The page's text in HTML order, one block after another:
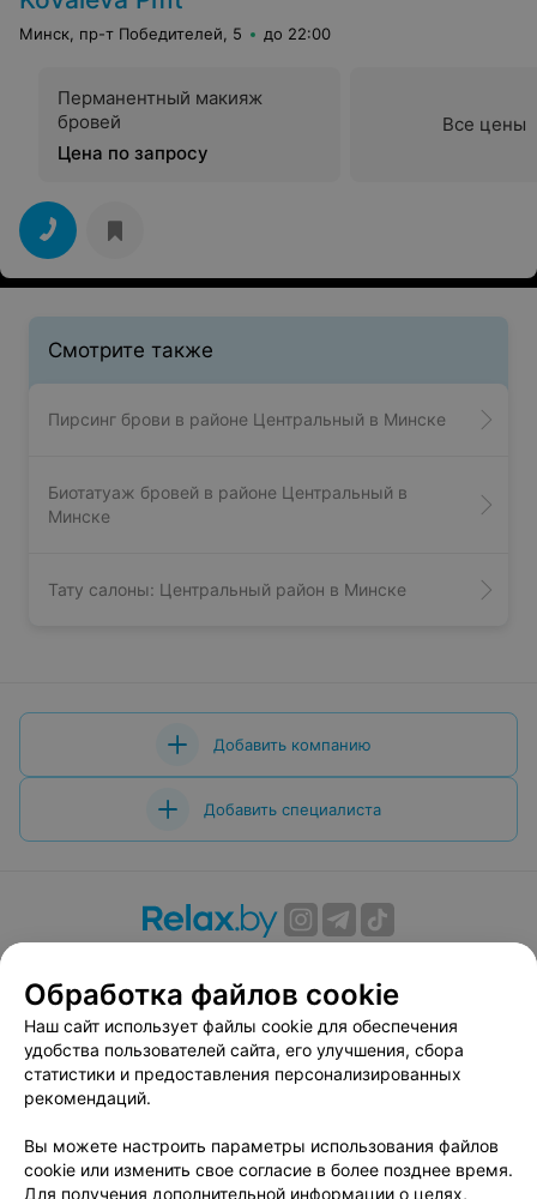
Минск, пр-т Победителей, 5 до 22:00
Перманентный макияж
бровей
Цена по запросу
Все цены
Смотрите также
Пирсинг брови в районе Центральный в Минске
Биотатуаж бровей в районе Центральный в
Минске
Тату салоны: Центральный район в Минске
Добавить компанию
Добавить специалиста
Вакансии
Публичный договор
Способы оплаты
Публичный договор по использованию сервиса
«Афиша»
Пользовательское соглашение
Связаться по вопросам сотрудничества
Написать руководителю relax.by
Обработка файлов cookie
Наш сайт использует файлы cookie для обеспечения
удобства пользователей сайта, его улучшения, сбора
статистики и предоставления персонализированных
рекомендаций.
Вы можете настроить параметры использования файлов
cookie или изменить свое согласие в более позднее время.
Для получения дополнительной информации о целях,